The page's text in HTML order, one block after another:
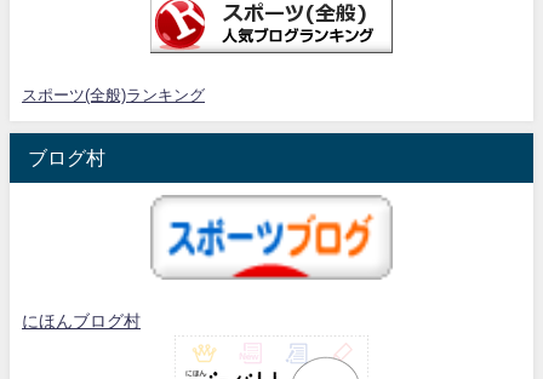
スポーツ(全般)ランキング
ブログ村
にほんブログ村